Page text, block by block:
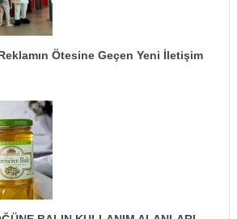
Ötesine Geçen Yeni İletişim